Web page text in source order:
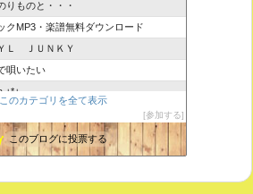
りものと・・・
クMP3・楽譜無料ダウンロード
Ｌ ＪＵＮＫＹ
唄いたい
+*+
書きます♪
このカテゴリを全て表示
参加する
このブログに投票する